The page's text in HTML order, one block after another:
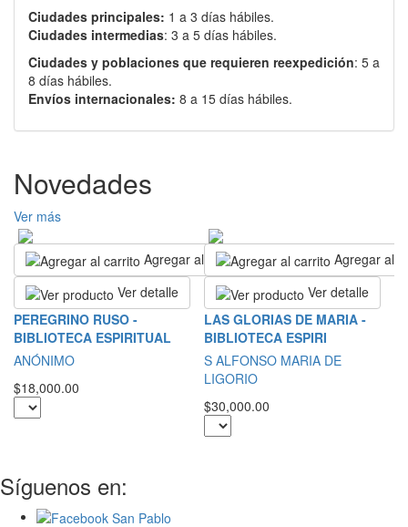
Ciudades principales: 1 a 3 días hábiles.
Ciudades intermedias: 3 a 5 días hábiles.
Ciudades y poblaciones que requieren reexpedición: 5 a
8 días hábiles.
Envíos internacionales: 8 a 15 días hábiles.
Novedades
Ver más
Agregar al carrito
Ver detalle
PEREGRINO RUSO -
BIBLIOTECA ESPIRITUAL
ANÓNIMO
$18,000.00
Agregar al
Ver detalle
LAS GLORIAS DE MARIA -
BIBLIOTECA ESPIRI
S ALFONSO MARIA DE
LIGORIO
$30,000.00
Síguenos en: